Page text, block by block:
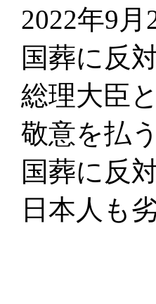
2022年9
国葬に反
総理大臣
敬意を払
国葬に反
日本人も